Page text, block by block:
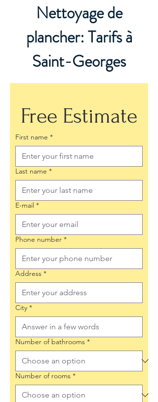
Nettoyage de
plancher: Tarifs à
Saint-Georges
Free Estimate
First name *
Last name *
E-mail *
Phone number *
Address *
City *
Number of bathrooms *
Number of rooms *